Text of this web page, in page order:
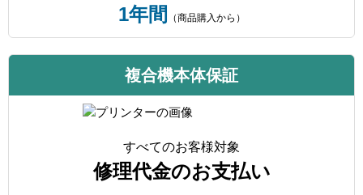
1年間 （商品購入から）
複合機本体保証
すべてのお客様対象
修理代金のお支払い